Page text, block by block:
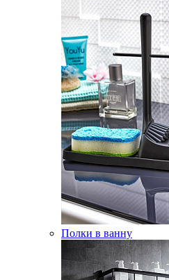
Полки в ванну